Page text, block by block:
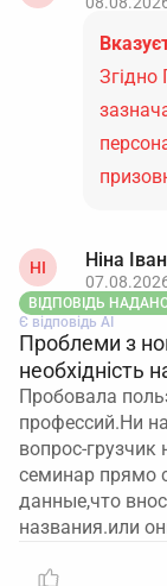
Згідно
НІ Ніна
ВІДПОВІДЬ
Є відповідь АІ
Проблеми з
необхідність
Пробовала
профессий.Ни
вопрос-
семинар прямо
данные,что
названия.или